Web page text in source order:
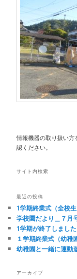
情報機器の取り扱い方
認ください。
サイト内検索
最近の投稿
1学期終業式（全校生
学校園だより＿７月
1学期が終了しました
１学期終業式（幼稚
幼稚園と一緒に運動
アーカイブ